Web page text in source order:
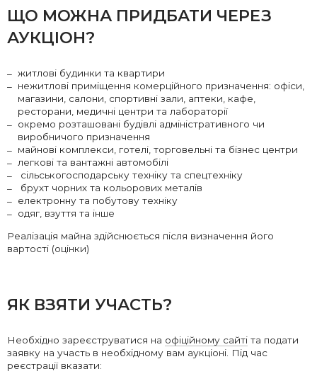
ЩО МОЖНА ПРИДБАТИ ЧЕРЕЗ
АУКЦІОН?
житлові будинки та квартири
нежитлові приміщення комерційного призначення: офіси,
магазини, салони, спортивні зали, аптеки, кафе,
ресторани, медичні центри та лабораторії
окремо розташовані будівлі адміністративного чи
виробничого призначення
майнові комплекси, готелі, торговельні та бізнес центри
легкові та вантажні автомобілі
сільськогосподарську техніку та спецтехніку
брухт чорних та кольорових металів
електронну та побутову техніку
одяг, взуття та інше
Реалізація майна здійснюється після визначення його
вартості (оцінки)
ЯК ВЗЯТИ УЧАСТЬ?
Необхідно зареєструватися на офіційному сайті та подати
заявку на участь в необхідному вам аукціоні. Під час
реєстрації вказати: